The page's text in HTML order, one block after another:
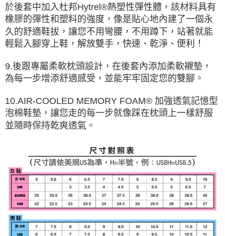
於後套中加入杜邦Hytrel®熱塑性彈性體，該材料具有
橡膠的彈性和塑料的強度，像是貼心地內建了一個永
久的舒適鞋拔，讓您不用彎腰，不用蹲下，站著就能
輕鬆入腳穿上鞋，解放雙手，快速、乾淨、便利！
9.後跟專屬柔軟枕頭設計，在後套內添加柔軟襯墊，
為每一步增添舒適感受，並能牢牢固定您的雙腳。
10.AIR-COOLED MEMORY FOAM® 加強透氣記憶型
泡棉鞋墊，讓您走的每一步就像踩在枕頭上一樣舒服
並隨時保持乾爽透氣。